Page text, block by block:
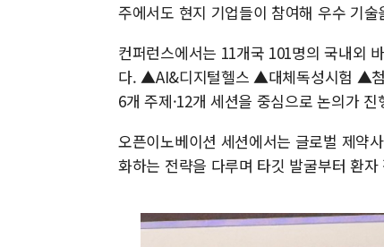
주에서도 현지 기업들이 참여해 우수 기
컨퍼런스에서는 11개국 101명의 국내외
다. ▲AI&디지털헬스 ▲대체독성시험 ▲
6개 주제·12개 세션을 중심으로 논의가 진
오픈이노베이션 세션에서는 글로벌 제약
화하는 전략을 다루며 타깃 발굴부터 환